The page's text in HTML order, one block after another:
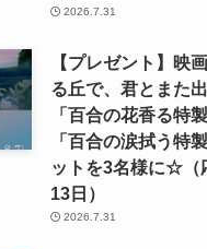
2026.7.31
【プレゼント】映
る丘で、君とまた
「百合の花香る特
「百合の涙拭う特
ットを3名様に☆（
13日）
2026.7.31